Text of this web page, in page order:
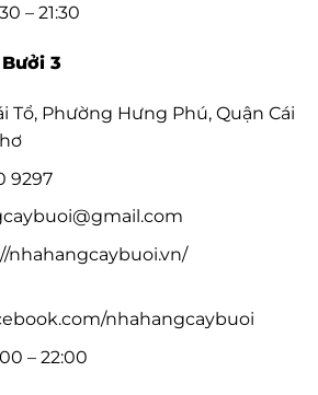
– 21:30
3
Tổ, Phường Hưng Phú, Quận Cái
9297
nhahangcaybuoi.vn/
nhahangcaybuoi
– 22:00